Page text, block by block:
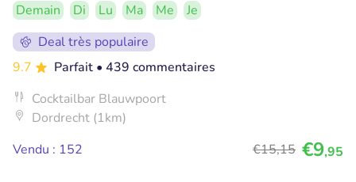
Demain Di Lu Ma Me
Je
Deal très populaire
9.7
Parfait • 439 commentaires
Cocktailbar Blauwpoort
Dordrecht (1km)
Vendu : 152
€15,15 €9,95